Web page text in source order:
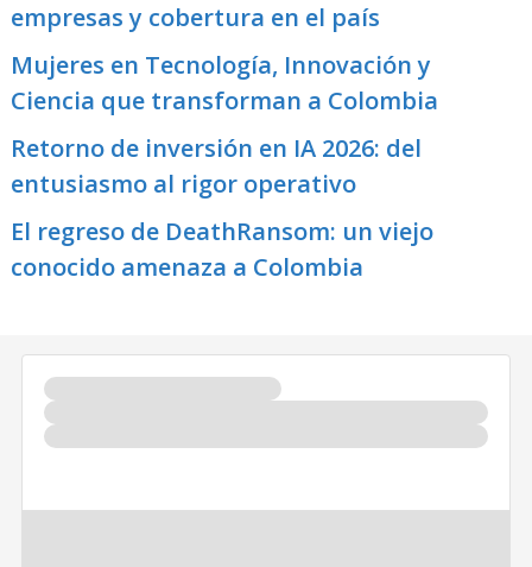
empresas y cobertura en el país
Mujeres en Tecnología, Innovación y
Ciencia que transforman a Colombia
Retorno de inversión en IA 2026: del
entusiasmo al rigor operativo
El regreso de DeathRansom: un viejo
conocido amenaza a Colombia